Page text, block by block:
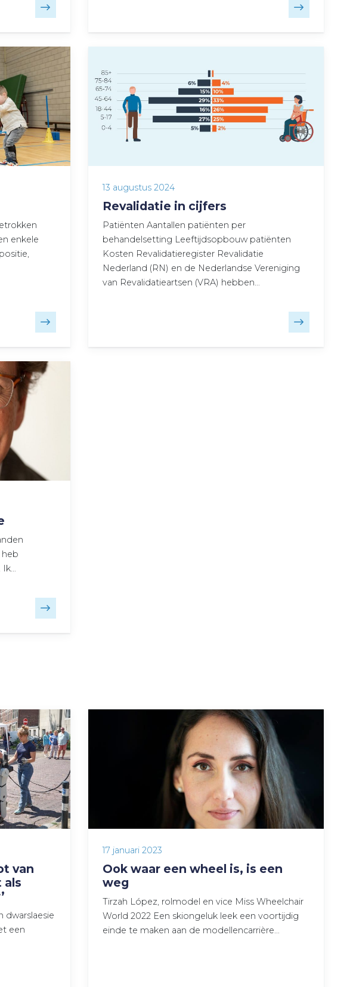
enkele
13 augustus 2024
Revalidatie in cijfers
Patiënten Aantallen patiënten per
behandelsetting Leeftijdsopbouw patiënten
Kosten Revalidatieregister Revalidatie
Nederland (RN) en de Nederlandse Vereniging
van Revalidatieartsen (VRA) hebben…
Ik…
van
als
dwarslaesie
een
17 januari 2023
Ook waar een wheel is, is een
weg
Tirzah López, rolmodel en vice Miss Wheelchair
World 2022 Een skiongeluk leek een voortijdig
einde te maken aan de modellencarrière…